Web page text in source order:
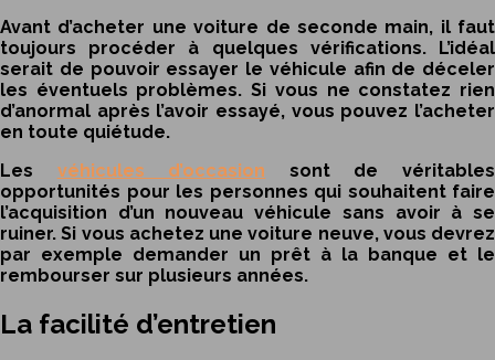
Avant d’acheter une voiture de seconde main, il faut
toujours procéder à quelques vérifications. L’idéal
serait de pouvoir essayer le véhicule afin de déceler
les éventuels problèmes. Si vous ne constatez rien
d’anormal après l’avoir essayé, vous pouvez l’acheter
en toute quiétude.
Les véhicules d’occasion sont de véritables
opportunités pour les personnes qui souhaitent faire
l’acquisition d’un nouveau véhicule sans avoir à se
ruiner. Si vous achetez une voiture neuve, vous devrez
par exemple demander un prêt à la banque et le
rembourser sur plusieurs années.
La facilité d’entretien